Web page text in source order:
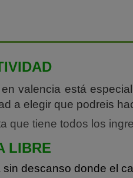
valencia está
a elegir que podreis
que tiene todos los
LIBRE
descanso donde el